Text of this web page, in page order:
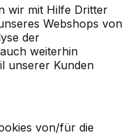
wir mit Hilfe Dritter
Webshops von
der
weiterhin
unserer Kunden
von/für die
1-1)
Beton